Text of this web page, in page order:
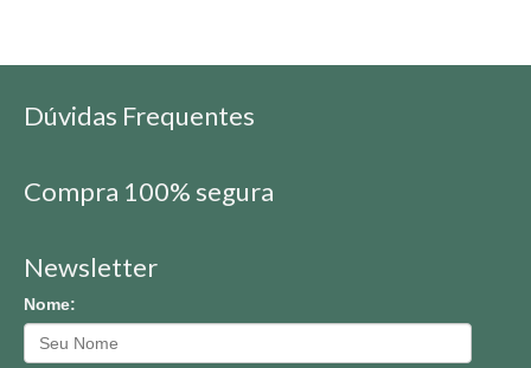
Dúvidas Frequentes
Compra 100% segura
Newsletter
Nome: